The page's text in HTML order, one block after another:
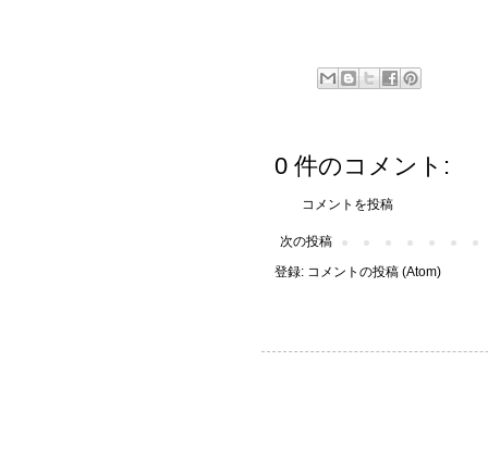
0 件のコメント:
コメントを投稿
次の投稿
登録: コメントの投稿 (Atom)